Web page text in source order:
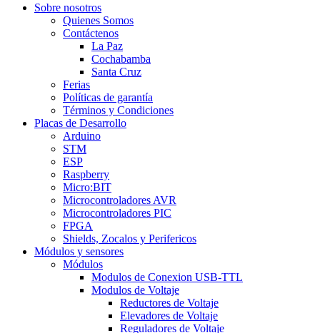
Sobre nosotros
Quienes Somos
Contáctenos
La Paz
Cochabamba
Santa Cruz
Ferias
Políticas de garantía
Términos y Condiciones
Placas de Desarrollo
Arduino
STM
ESP
Raspberry
Micro:BIT
Microcontroladores AVR
Microcontroladores PIC
FPGA
Shields, Zocalos y Perifericos
Módulos y sensores
Módulos
Modulos de Conexion USB-TTL
Modulos de Voltaje
Reductores de Voltaje
Elevadores de Voltaje
Reguladores de Voltaje